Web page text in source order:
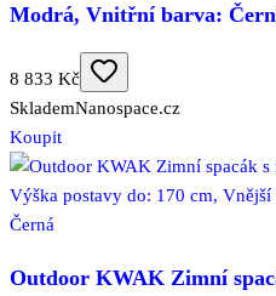
Modrá, Vnitřní barva:
8 833 Kč
SklademNanospace.cz
Koupit
Outdoor KWAK Zimní